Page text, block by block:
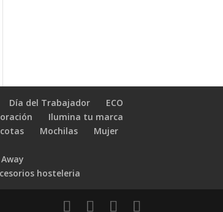
Día del Trabajador
ECO
Ilumina tu marca
Mochilas
Mujer
hosteleria